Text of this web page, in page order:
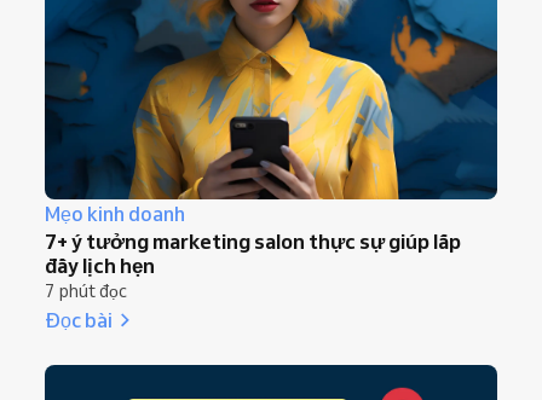
Mẹo kinh doanh
7+ ý tưởng marketing salon thực sự giúp lấp
đầy lịch hẹn
7 phút đọc
Đọc bài